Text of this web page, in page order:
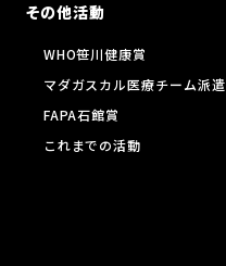
その他活動
WHO笹川健康賞
マダガスカル医療チーム派遣
FAPA石館賞
これまでの活動